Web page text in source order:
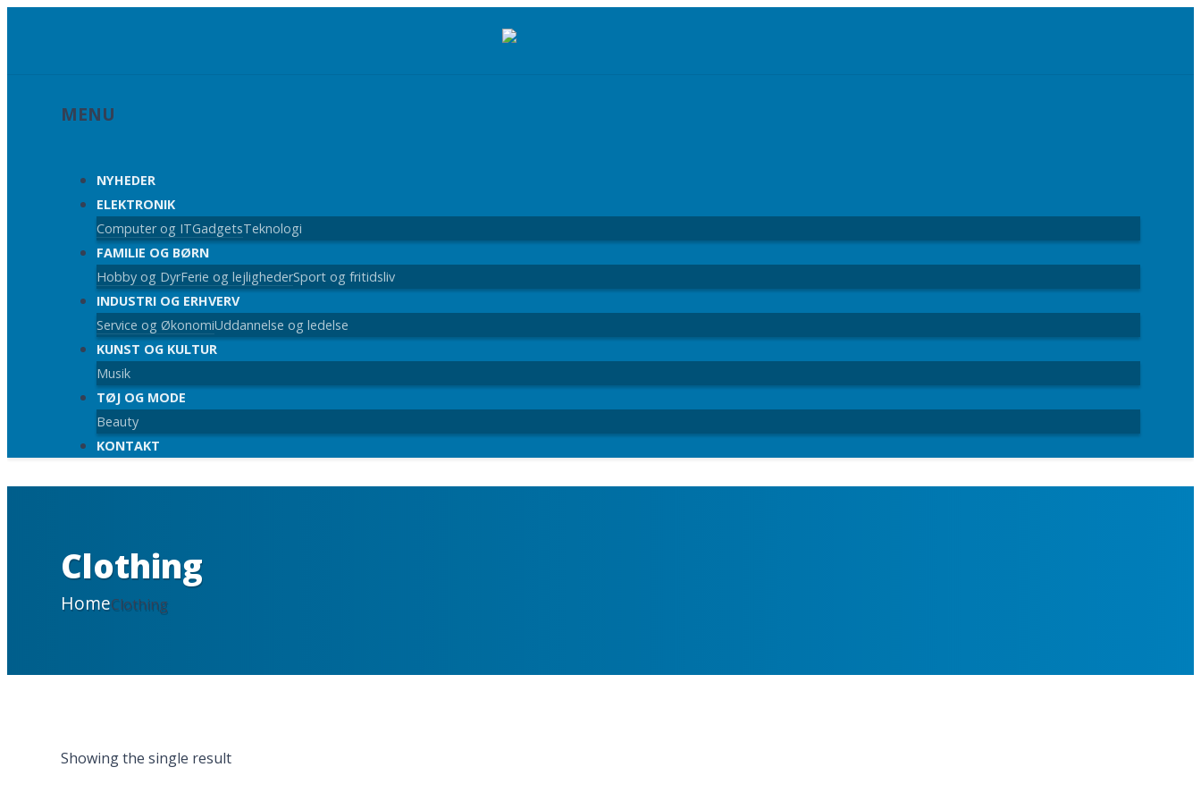
MENU
NYHEDER
ELEKTRONIK
Computer og ITGadgetsTeknologi
FAMILIE OG BØRN
Hobby og DyrFerie og lejlighederSport og fritidsliv
INDUSTRI OG ERHVERV
Service og ØkonomiUddannelse og ledelse
KUNST OG KULTUR
Musik
TØJ OG MODE
Beauty
KONTAKT
Clothing
HomeClothing
Showing the single result